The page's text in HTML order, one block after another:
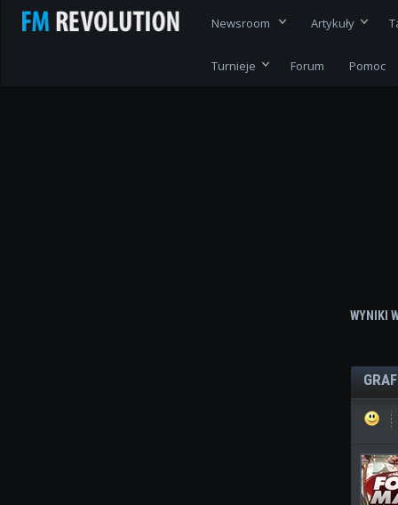
Newsroom Artykuły
Turnieje Forum Pomoc
WYNIKI